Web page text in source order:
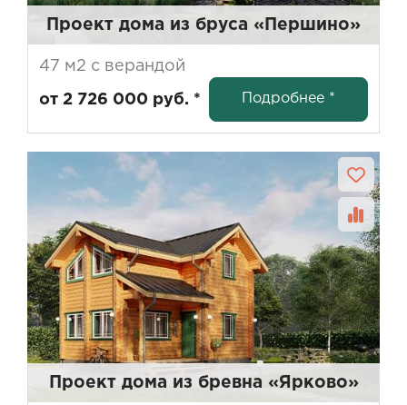
Проект дома из бруса «Першино»
47 м2 с верандой
от 2 726 000 руб. * Подробнее *
Проект дома из бревна «Ярково»